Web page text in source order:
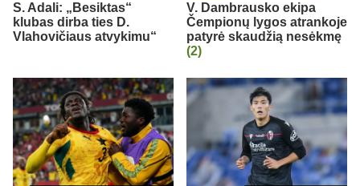
S. Adali: „Besiktas“
klubas dirba ties D.
Vlahovičiaus atvykimu“
V. Dambrausko ekipa
Čempionų lygos atrankoje
patyrė skaudžią nesėkmę
(2)